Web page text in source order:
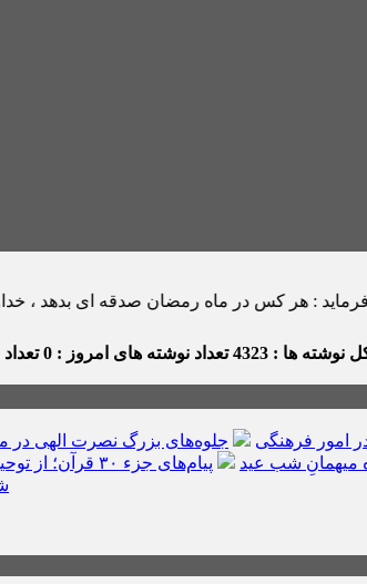
ماه رمضان صدقه اى بدهد ، خداوندْ هفتاد نوع بلا
نوشته ها : 4323 تعداد نوشته های امروز : 0 تعداد
امور فرهنگی جلوه‌های بزرگ نصرت الهی در
میهمانِ شب عید پیام‌های جزء ۳۰ قرآن؛ از توحید تا انس همیشگی با قرآن